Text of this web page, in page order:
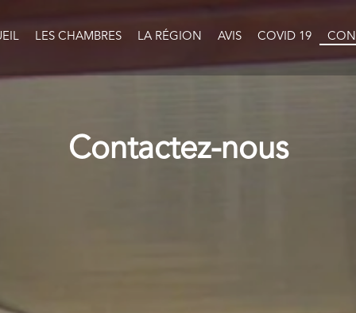
LES CHAMBRES LA RÉGION AVIS COVID 19
Contactez-nous